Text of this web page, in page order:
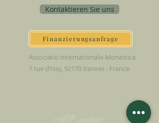
Kontaktieren Sie uns
Finanzierungsanfrage
Associatio Internationalis Monastica
7 rue d’Issy, 92170 Vanves - France